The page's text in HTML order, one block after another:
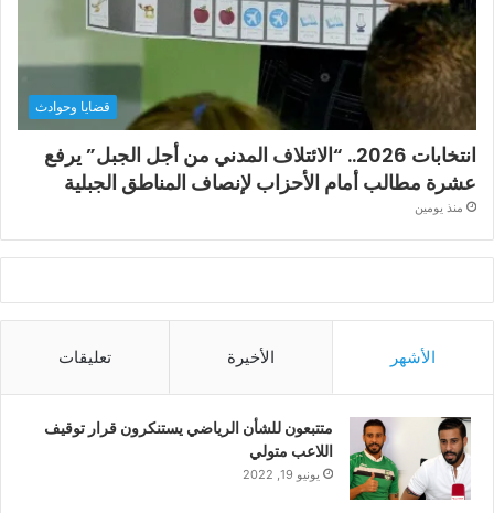
قضايا وحوادث
انتخابات 2026.. “الائتلاف المدني من أجل الجبل” يرفع
عشرة مطالب أمام الأحزاب لإنصاف المناطق الجبلية
منذ يومين
الأشهر الأخيرة تعليقات
متتبعون للشأن الرياضي يستنكرون قرار توقيف
اللاعب متولي
يونيو 19, 2022